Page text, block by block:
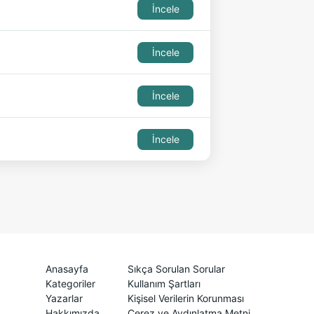
İncele
İncele
İncele
İncele
Anasayfa
Kategoriler
Yazarlar
Sıkça Sorulan Sorular
Kullanım Şartları
Kişisel Verilerin Korunması